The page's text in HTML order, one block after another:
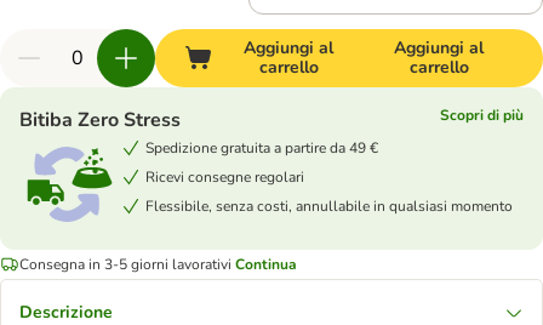
Aggiungi al
carrello
Aggiungi al
carrello
Bitiba Zero Stress
Scopri di più
Spedizione gratuita a partire da 49 €
Ricevi consegne regolari
Flessibile, senza costi, annullabile in qualsiasi momento
Consegna in 3-5 giorni lavorativi Continua
Descrizione